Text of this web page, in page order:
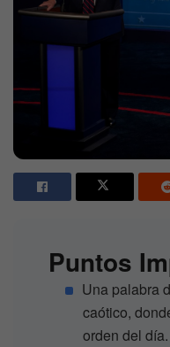
Puntos
Una palabra
caótico,
orden del día.